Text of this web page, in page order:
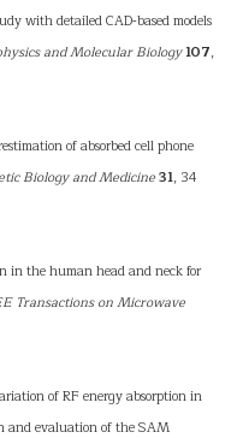
with detailed CAD-based models
and Molecular Biology107,
of absorbed cell phone
Biology and Medicine31, 34
in the human head and neck for
Transactions on Microwave
of RF energy absorption in
and evaluation of the SAM